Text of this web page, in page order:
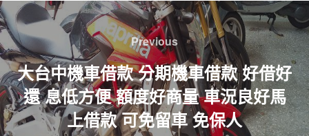
文
章
導
覽
Previous
Previous
大台中機車借款 分期機車借款 好借好
還 息低方便 額度好商量 車況良好馬
上借款 可免留車 免保人